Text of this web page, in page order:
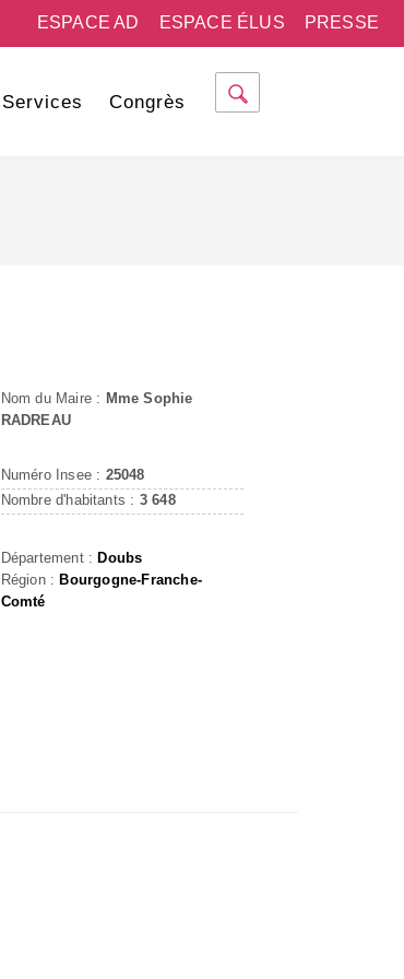
PRESSE
ESPACE ÉLUS
ESPACE AD
Services Congrès
Nom du Maire : Mme Sophie
RADREAU
Numéro Insee : 25048
Nombre d'habitants : 3 648
Département : Doubs
Région : Bourgogne-Franche-
Comté